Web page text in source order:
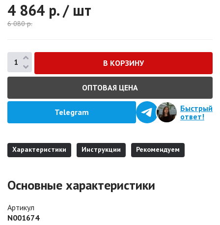
4 864 р. / шт
6 080р.
ОПТОВАЯ ЦЕНА
Telegram
Быстрый
ответ!
Характеристики Инструкции Рекомендуем
Основные характеристики
Артикул
N001674